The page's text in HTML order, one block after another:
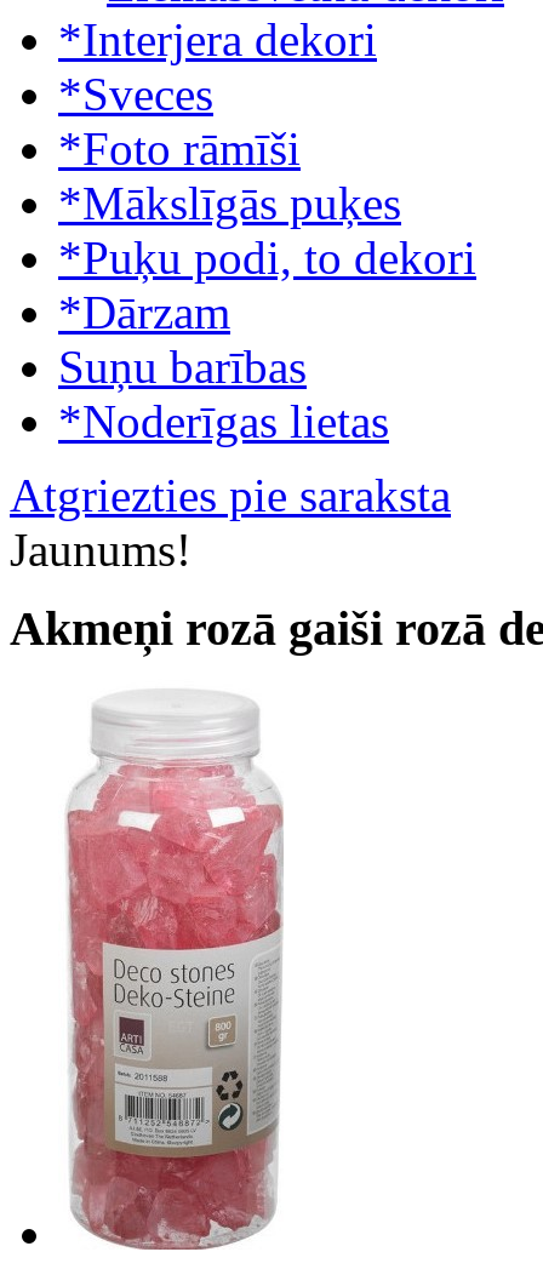
*Interjera dekori
*Sveces
*Foto rāmīši
*Mākslīgās puķes
*Puķu podi, to dekori
*Dārzam
Suņu barības
*Noderīgas lietas
Atgriezties pie saraksta
Jaunums!
Akmeņi rozā gaiši rozā